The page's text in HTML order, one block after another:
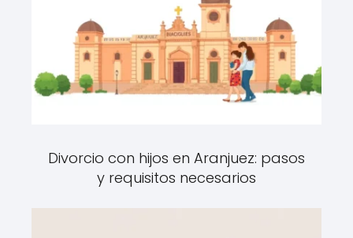
Divorcio con hijos en Aranjuez: pasos
y requisitos necesarios